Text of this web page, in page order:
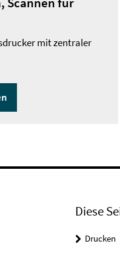
mit zentraler
Diese
Drucken